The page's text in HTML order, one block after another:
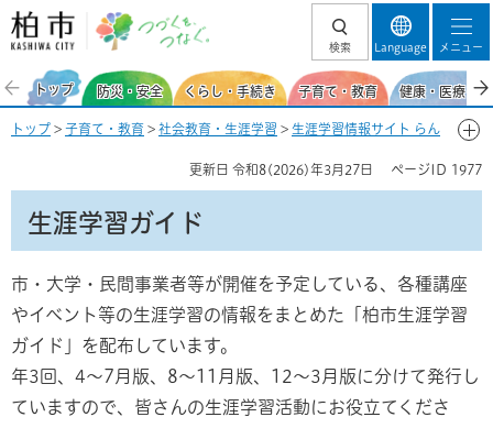
柏市 つづくを、
検索 Language メニュー
トップ 防災・安全 くらし・手続き 子育て・教育 健康・医療・
トップ > 子育て・教育 > 社会教育・生涯学習 > 生涯学習情報サイト らん
更新日 令和8(2026)年3月27日 ページID 1977
生涯学習ガイド
市・大学・民間事業者等が開催を予定している、各種講座
やイベント等の生涯学習の情報をまとめた「柏市生涯学習
ガイド」を配布しています。
年3回、4～7月版、8～11月版、12～3月版に分けて発行し
ていますので、皆さんの生涯学習活動にお役立てくださ